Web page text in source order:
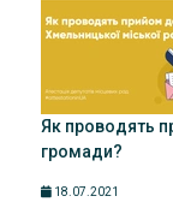
Як проводять
громади?
18.07.2021